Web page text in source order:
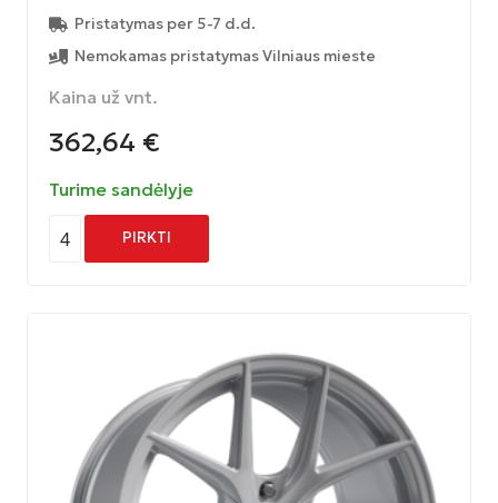
Pristatymas per 5-7 d.d.
Nemokamas pristatymas Vilniaus mieste
Kaina už vnt.
362,64 €
Turime sandėlyje
4 PIRKTI